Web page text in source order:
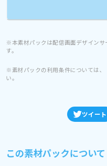
※本素材パックは配信画面デザイン
す。
※素材パックの利用条件については
い。
ツイート
この素材パックについて